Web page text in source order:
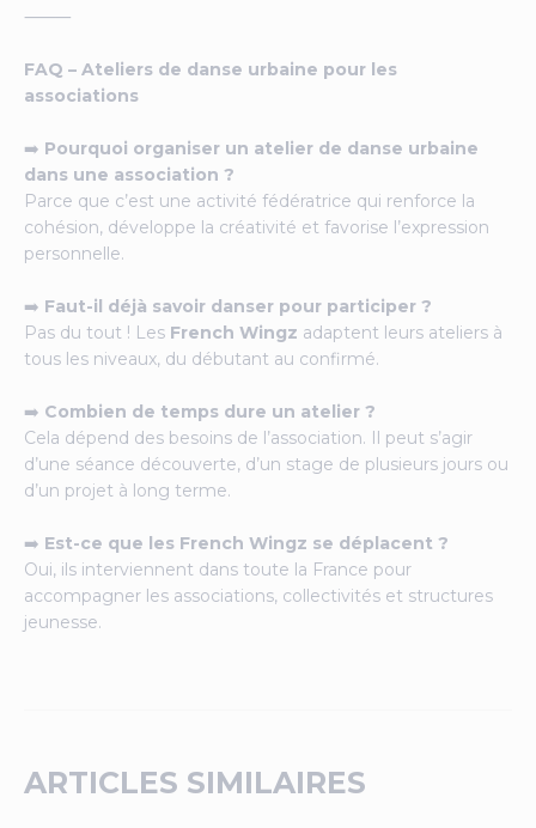
⸻
FAQ – Ateliers de danse urbaine pour les
associations
➡️ Pourquoi organiser un atelier de danse urbaine
dans une association ?
Parce que c’est une activité fédératrice qui renforce la
cohésion, développe la créativité et favorise l’expression
personnelle.
➡️ Faut-il déjà savoir danser pour participer ?
Pas du tout ! Les French Wingz adaptent leurs ateliers à
tous les niveaux, du débutant au confirmé.
➡️ Combien de temps dure un atelier ?
Cela dépend des besoins de l’association. Il peut s’agir
d’une séance découverte, d’un stage de plusieurs jours ou
d’un projet à long terme.
➡️ Est-ce que les French Wingz se déplacent ?
Oui, ils interviennent dans toute la France pour
accompagner les associations, collectivités et structures
jeunesse.
ARTICLES SIMILAIRES